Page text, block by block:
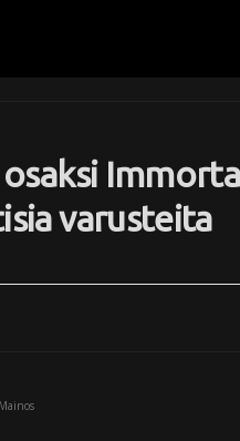
varusteita
Mainos